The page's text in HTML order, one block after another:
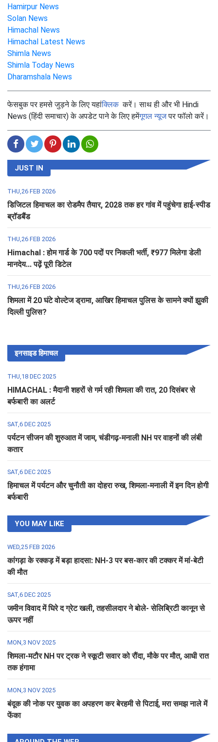
Hamirpur News
Solan News
Himachal News
Himachal Latest News
Shimla News
Shimla Today News
Dharamshala News
फेसबुक पर हमसे जुड़ने के लिए यहांक्लिककरें। साथ ही और भी Hindi
News (हिंदी समाचार) के अपडेट पाने के लिए हमेंगूगल न्यूजपर फॉलो करें।
JUST IN
THU,26 FEB 2026
डिजिटल हिमाचल का रोडमैप तैयार, 2028 तक हर गांव में पहुंचेगा हाई-स्पीड
ब्रॉडबैंड
THU,26 FEB 2026
Himachal : होम गार्ड के 700 पदों पर निकली भर्ती, ₹977 मिलेगा डेली
मानदेय... पढ़ें पूरी डिटेल
THU,26 FEB 2026
शिमला में 20 घंटे वोल्टेज ड्रामा, आखिर हिमाचल पुलिस के सामने क्यों झुकी
दिल्ली पुलिस?
इनसाइड हिमाचल
THU,18 DEC 2025
HIMACHAL : मैदानी शहरों से गर्म रही शिमला की रात, 20 दिसंबर से
बर्फबारी का अलर्ट
SAT,6 DEC 2025
पर्यटन सीजन की शुरुआत में जाम, चंडीगढ़-मनाली NH पर वाहनों की लंबी
कतार
SAT,6 DEC 2025
हिमाचल में पर्यटन और चुनौती का दोहरा रुख, शिमला-मनाली में इन दिन होगी
बर्फबारी
YOU MAY LIKE
WED,25 FEB 2026
कांगड़ा के रक्कड़ में बड़ा हादसा: NH-3 पर बस-कार की टक्कर में मां-बेटी
की मौत
SAT,6 DEC 2025
जमीन विवाद में घिरे द ग्रेट खली, तहसीलदार ने बोले- सेलिब्रिटी कानून से
ऊपर नहीं
MON,3 NOV 2025
शिमला-मटौर NH पर ट्रक ने स्कूटी सवार को रौंदा, मौके पर मौत, आधी रात
तक हंगामा
MON,3 NOV 2025
बंदूक की नोक पर युवक का अपहरण कर बेरहमी से पिटाई, मरा समझ नाले में
फेंका